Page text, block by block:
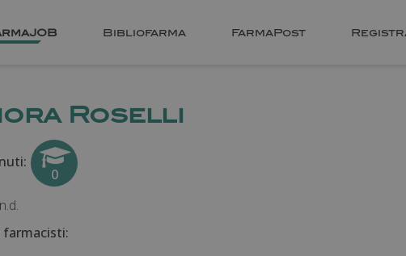
Bibliofarma FarmaPost
Roselli
0
n.d.
farmacisti: